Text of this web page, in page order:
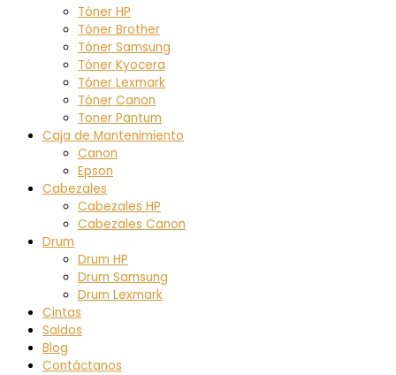
Tóner HP
Tóner Brother
Tóner Samsung
Tóner Kyocera
Tóner Lexmark
Tóner Canon
Toner Pantum
Caja de Mantenimiento
Canon
Epson
Cabezales
Cabezales HP
Cabezales Canon
Drum
Drum HP
Drum Samsung
Drum Lexmark
Cintas
Saldos
Blog
Contáctanos